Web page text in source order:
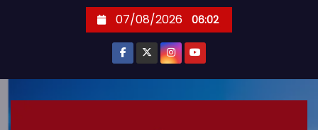
07/08/2026 06:02